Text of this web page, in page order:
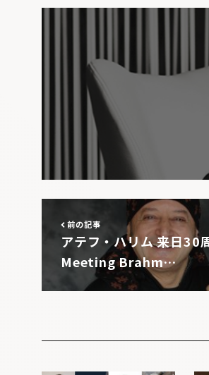
前の記事
アテフ・ハリム 来日30
Meeting Brahm…